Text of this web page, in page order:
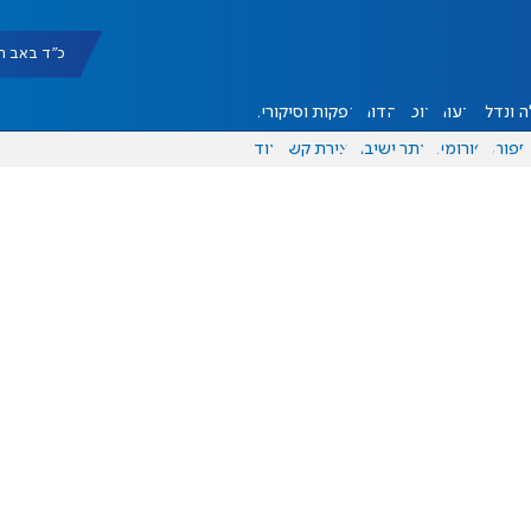
כ"ד באב תשפ"ו
ונדל"ן דעות אוכל יהדות הפקות וסיקורים
ספורט פורומים אתר ישיבה יצירת קשר עוד